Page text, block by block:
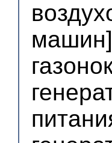
машин]